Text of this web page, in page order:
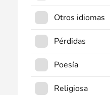
Otros idiomas
Pérdidas
Poesía
Religiosa